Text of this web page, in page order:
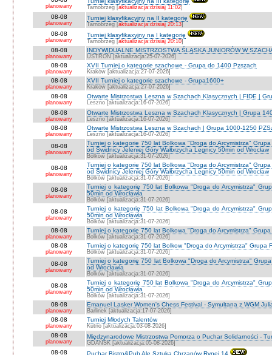
planowany Tarnobrzeg [aktualizacja:dzisiaj 11:02]
08-08
planowany
Turniej klasyfikacyjny na II kategorię
Tarnobrzeg [aktualizacja:dzisiaj 20:13]
08-08
planowany
Turniej klasyfikaxyjny na I kategorię
Tarnobrzeg [aktualizacja:dzisiaj 20:10]
08-08
planowany
INDYWIDUALNE MISTRZOSTWA ŚLĄSKA JUNIORÓW W
USTROŃ [aktualizacja:25-07-2026]
08-08
planowany
XVII Turniej o kategorie szachowe - Grupa do 1400 Pzszach
Kraków [aktualizacja:27-07-2026]
08-08
planowany
XVII Turniej o kategorie szachowe - Grupa1600+
Kraków [aktualizacja:27-07-2026]
08-08
planowany
Otwarte Mistrzostwa Leszna w Szachach Klasycznych | FIDE |
Leszno [aktualizacja:16-07-2026]
08-08
planowany
Otwarte Mistrzostwa Leszna w Szachach Klasycznych | Grupa
Leszno [aktualizacja:16-07-2026]
08-08
planowany
Otwarte Mistrzostwa Leszna w Szachach | Grupa 1000-1250
Leszno [aktualizacja:16-07-2026]
08-08
planowany
Turniej o kategorie 750 lat Bolkowa "Droga do Arcymistrza"
od Świdnicy Jeleniej Góry Wałbrzycha Legnicy 50min od Wrocław
Bolków [aktualizacja:31-07-2026]
08-08
planowany
Turniej o kategorie 750 lat Bolkowa "Droga do Arcymistrza"
od Świdnicy Jeleniej Góry Wałbrzycha Legnicy 50min od Wrocław
Bolków [aktualizacja:31-07-2026]
08-08
planowany
Turniej o kategorię 750 lat Bolkowa "Droga do Arcymistrza"
50min od Wrocławia
Bolków [aktualizacja:31-07-2026]
08-08
planowany
Turniej o kategorię 750 lat Bolkowa "Droga do Arcymistrza"
50min od Wrocławia
Bolków [aktualizacja:31-07-2026]
08-08
planowany
Turniej o kategorię 750 lat Bolkowa "Droga do Arcymistrza"
Bolków [aktualizacja:31-07-2026]
08-08
planowany
Turniej o kategorię 750 lat Bolkow "Droga do Arcymistrza" Grupa
Bolków [aktualizacja:31-07-2026]
08-08
planowany
Turniej o kategorię 750 lat Bolkowa "Droga do Arcymistrza"
od Wrocławia
Bolków [aktualizacja:31-07-2026]
08-08
planowany
Turniej o kategorię 750 lat Bolkowa "Droga do Arcymistrza"
50min od Wrocławia
Bolków [aktualizacja:31-07-2026]
08-08
planowany
Emanuel Lasker Women's Chess Festival - Symultana z WGM
Barlinek [aktualizacja:17-07-2026]
08-08
planowany
Turniej Młodych Talentów
Kutno [aktualizacja:03-08-2026]
08-08
planowany
Międzynarodowe Mistrzostwa Pomorza o Puchar Solidarności -
GDAŃSK [aktualizacja:05-08-2026]
08-08 Puchar Bistro&Pub Ale Sztuka Chrzanów Rynej 14